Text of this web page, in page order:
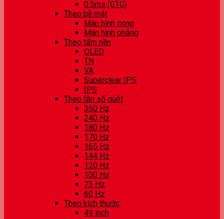
0.5ms (GTG)
Theo bề mặt
Màn hình cong
Màn hình phẳng
Theo tấm nền
OLED
TN
VA
Superclear IPS
IPS
Theo tần số quét
360 Hz
240 Hz
180 Hz
170 Hz
165 Hz
144 Hz
120 Hz
100 Hz
75 Hz
60 Hz
Theo kích thước
49 inch